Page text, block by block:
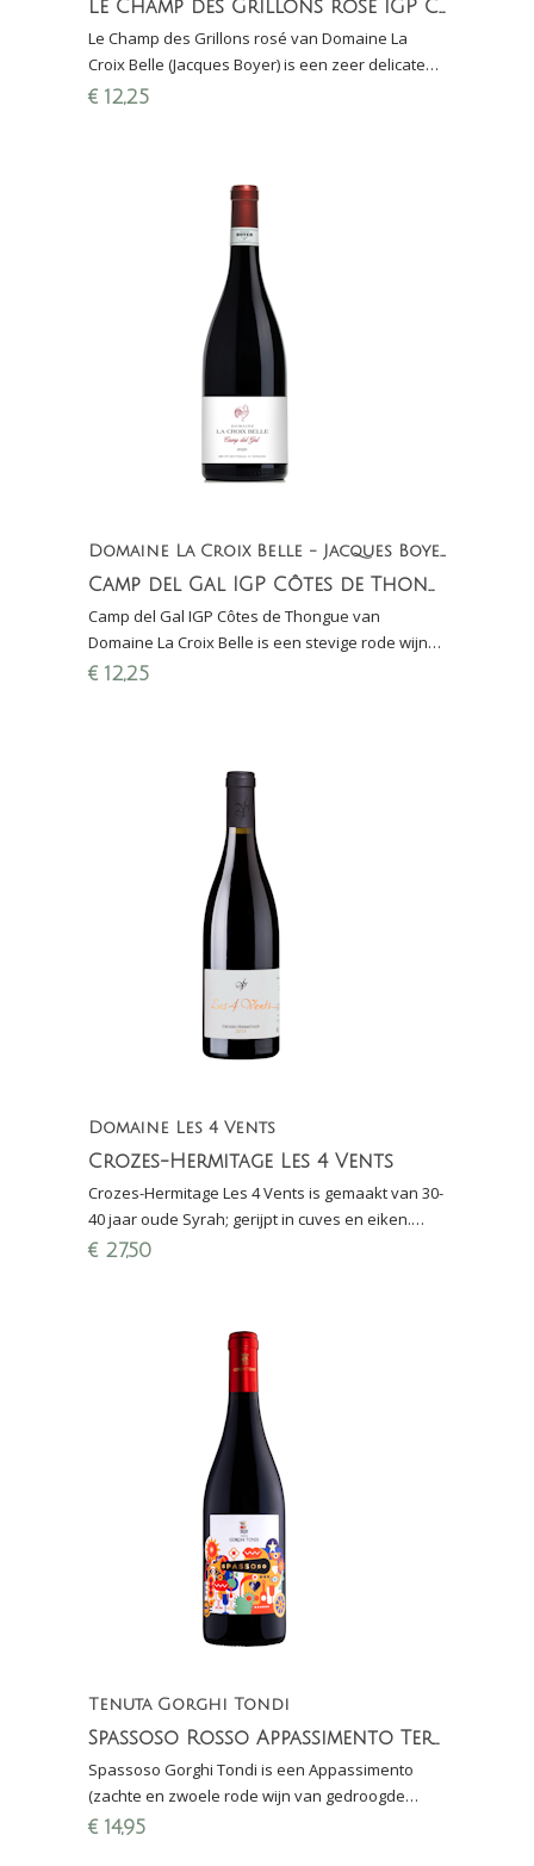
Le Champ des Grillons rosé IGP Côtes de Thongue
Le Champ des Grillons rosé van Domaine La
Croix Belle (Jacques Boyer) is een zeer delicate
rosé. Winnaar Proefschrit Wijnconcours 2021
€ 12,25
Domaine La Croix Belle - Jacques Boyer
Camp del Gal IGP Côtes de Thongue
Camp del Gal IGP Côtes de Thongue van
Domaine La Croix Belle is een stevige rode wijn
uit de Languedoc gemaakt van Syrah en
€ 12,25
Domaine Les 4 Vents
Crozes-Hermitage Les 4 Vents
Crozes-Hermitage Les 4 Vents is gemaakt van 30-
40 jaar oude Syrah; gerijpt in cuves en eiken.
Complex en verfijnd. Biologisch!
€ 27,50
Tenuta Gorghi Tondi
Spassoso Rosso Appassimento Terre Siciliane IGP
Spassoso Gorghi Tondi is een Appassimento
(zachte en zwoele rode wijn van gedroogde
druiven) en gemaakt van Nero d'Avola, Syrah en
€ 14,95